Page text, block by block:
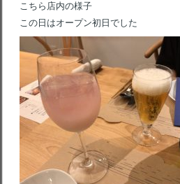
こちら店内の様子
この日はオープン初日でした